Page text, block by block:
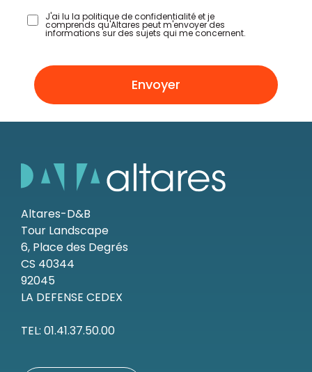
J'ai lu la politique de confidentialité et je
comprends qu'Altares peut m'envoyer des
informations sur des sujets qui me concernent.
Envoyer
Altares-D&B
Tour Landscape
6, Place des Degrés
CS 40344
92045
LA DEFENSE CEDEX
TEL: 01.41.37.50.00